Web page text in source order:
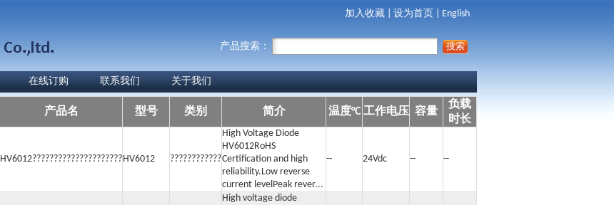
加入收藏 设为首页 English
产品搜索：
在线订购 联系我们 关于我们
产品名 型号 类别 简介 温度°C 工作电压 容量
负载
时长
HV6012?????????????????????HV6012 ????????????
High Voltage Diode
HV6012RoHS
Certification and high
reliability.Low reverse
current levelPeak rever...
-- 24Vdc -- --
High voltage diode